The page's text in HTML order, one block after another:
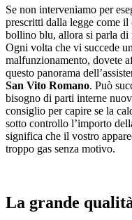
Se non interveniamo per
prescritti dalla legge come
bollino blu, allora si parla di
Ogni volta che vi succede
malfunzionamento, dovete
questo panorama
San Vito Romano. Può
bisogno di parti interne
consiglio per capire se la
sotto controllo l’importo
significa che il vostro
troppo gas senza motivo.
La grande